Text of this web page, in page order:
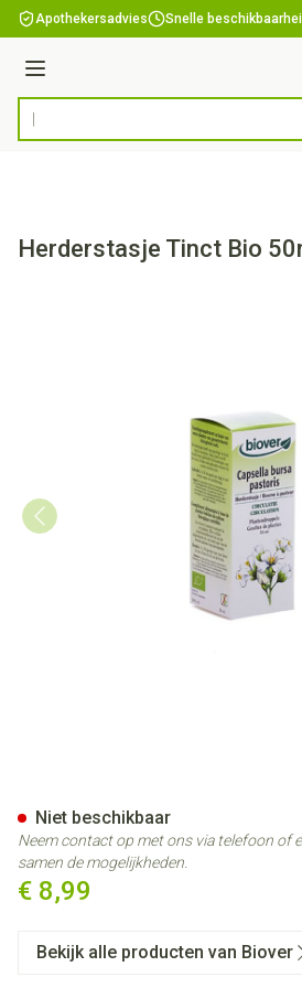
Ga naar de inhoud
Apothekersadvies Snelle
Menu
Product, merk, categorie...
Herderstasje Tinct Bio
€ 8,99
Niet beschikbaar
Neem contact op met ons via telefoon of
samen de mogelijkheden.
Bekijk alle producten van Biover